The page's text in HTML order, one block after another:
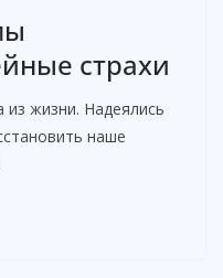
страхи
жизни. Надеялись
наше